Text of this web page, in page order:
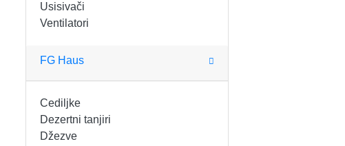
KUVALA
MAŠINE ZA MLEVENJE MESA
MIKROTALASNE
KUHINJSKA POMAGALA
KUHINJSKE POSUDE
MOPOVI
Usisivači
Ventilatori
FG Haus
Cediljke
Dezertni tanjiri
Džezve